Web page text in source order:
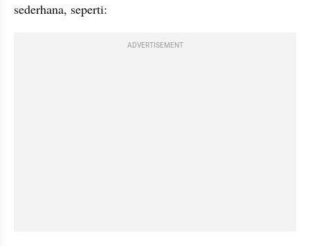
sederhana, seperti:
ADVERTISEMENT